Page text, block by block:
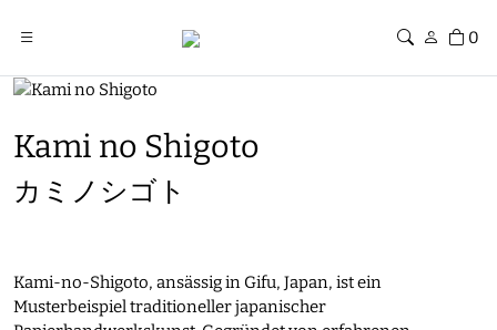
0
Kami no Shigoto
カミノシゴト
Kami-no-Shigoto, ansässig in Gifu, Japan, ist ein
Musterbeispiel traditioneller japanischer